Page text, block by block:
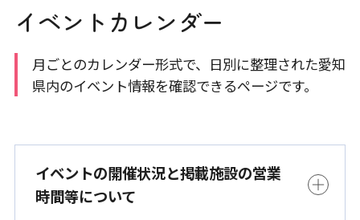
イベントカレンダー
月ごとのカレンダー形式で、日別に整理された愛知
県内のイベント情報を確認できるページです。
イベントの開催状況と掲載施設の営業
時間等について